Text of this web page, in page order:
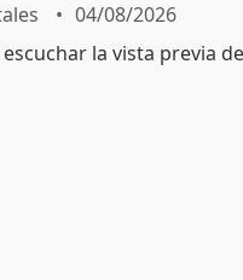
04/08/2026